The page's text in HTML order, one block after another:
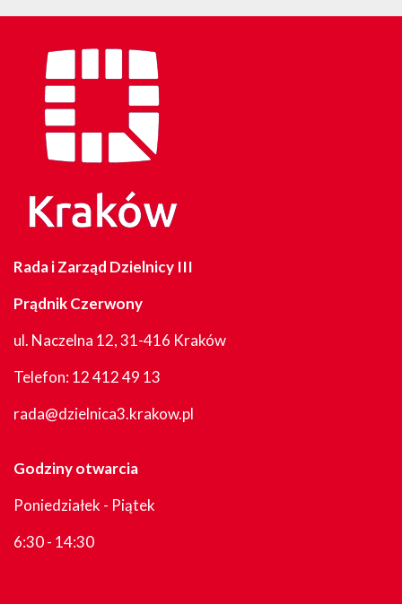
Rada i Zarząd Dzielnicy III
Prądnik Czerwony
ul. Naczelna 12, 31-416 Kraków
Telefon:12 412 49 13
rada@dzielnica3.krakow.pl
Godziny otwarcia
Poniedziałek - Piątek
6:30 - 14:30